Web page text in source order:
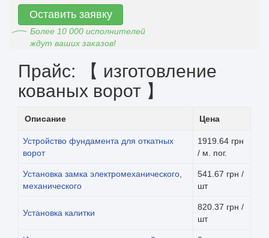
Оставить заявку
Более 10 000 исполнителей
ждут ваших заказов!
Прайс: 【 изготовление
кованых ворот 】
Описание Цена
Устройство фундамента для откатных
ворот
1919.64 грн
/ м. пог.
Установка замка электромеханического,
механического
541.67 грн /
шт
Установка калитки
820.37 грн /
шт